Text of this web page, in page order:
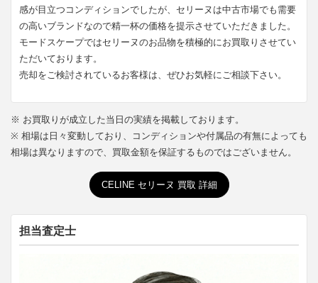
感が目立つコンディションでしたが、セリーヌは中古市場でも需要
の高いブランドなので精一杯の価格を提示させていただきました。
モードスケープではセリーヌのお品物を積極的にお買取りさせてい
ただいております。
売却をご検討されているお客様は、ぜひお気軽にご相談下さい。
※ お買取りが成立した当日の実績を掲載しております。
※ 相場は日々変動しており、コンディションや付属品の有無によっても
相場は異なりますので、買取金額を保証するものではございません。
CELINE セリーヌ 買取 詳細
担当査定士